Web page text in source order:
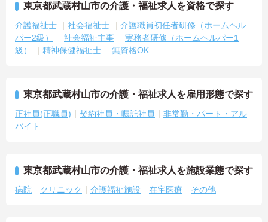
東京都武蔵村山市の介護・福祉求人を資格で探す
介護福祉士 社会福祉士
介護職員初任者研修（ホームヘル
パー2級）
社会福祉主事
実務者研修（ホームヘルパー1
級）
精神保健福祉士 無資格OK
東京都武蔵村山市の介護・福祉求人を雇用形態で探す
正社員(正職員) 契約社員・嘱託社員
非常勤・パート・アル
バイト
東京都武蔵村山市の介護・福祉求人を施設業態で探す
病院 クリニック 介護福祉施設 在宅医療 その他